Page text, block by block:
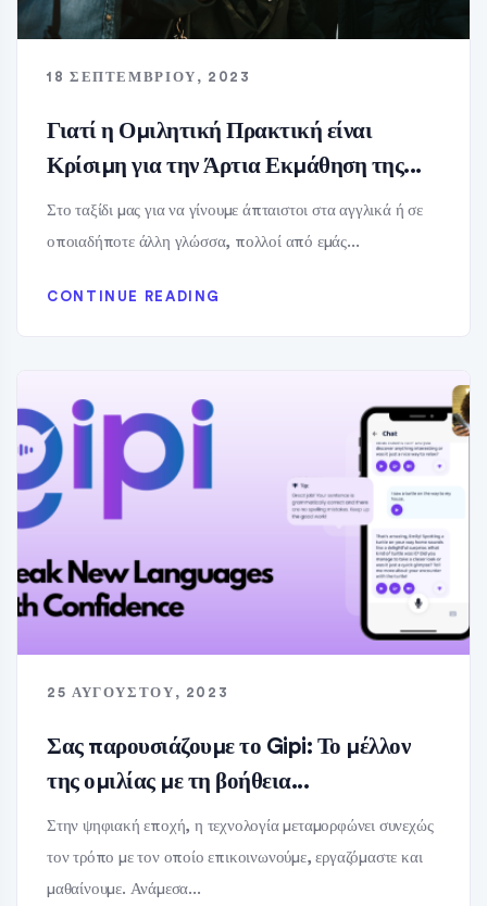
18 ΣΕΠΤΕΜΒΡΊΟΥ, 2023
Γιατί η Ομιλητική Πρακτική είναι
Κρίσιμη για την Άρτια Εκμάθηση της...
Στο ταξίδι μας για να γίνουμε άπταιστοι στα αγγλικά ή σε
οποιαδήποτε άλλη γλώσσα, πολλοί από εμάς...
CONTINUE READING
25 ΑΥΓΟΎΣΤΟΥ, 2023
Σας παρουσιάζουμε το Gipi: Το μέλλον
της ομιλίας με τη βοήθεια...
Στην ψηφιακή εποχή, η τεχνολογία μεταμορφώνει συνεχώς
τον τρόπο με τον οποίο επικοινωνούμε, εργαζόμαστε και
μαθαίνουμε. Ανάμεσα...